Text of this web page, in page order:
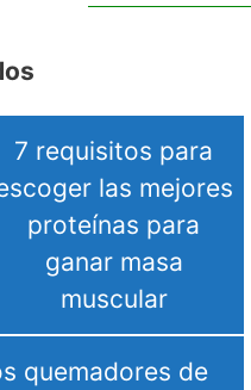
7 requisitos para
las mejores
proteínas para
ganar masa
muscular
quemadores de